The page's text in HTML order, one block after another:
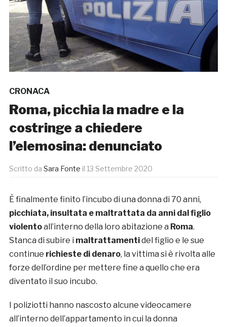
CRONACA
Roma, picchia la madre e la
costringe a chiedere
l’elemosina: denunciato
Scritto da Sara Fonte il 13 Settembre 2020
È finalmente finito l’incubo di una donna di 70 anni,
picchiata, insultata e maltrattata da anni dal figlio
violentoall’interno della loro abitazione a Roma.
Stanca di subire i maltrattamentidel figlio e le sue
continue richieste di denaro, la vittima si è rivolta alle
forze dell’ordine per mettere fine a quello che era
diventato il suo incubo.
I poliziotti hanno nascosto alcune videocamere
all’interno dell’appartamento in cui la donna